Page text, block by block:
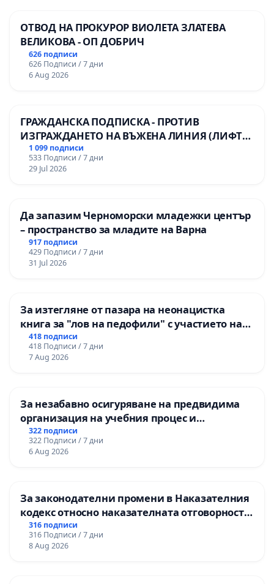
ОТВОД НА ПРОКУРОР ВИОЛЕТА ЗЛАТЕВА
ВЕЛИКОВА - ОП ДОБРИЧ
626 подписи
626 Подписи / 7 дни
6 Aug 2026
ГРАЖДАНСКА ПОДПИСКА - ПРОТИВ
ИЗГРАЖДАНЕТО НА ВЪЖЕНА ЛИНИЯ (ЛИФТ)
НА ТЕРИТОРИЯТА НА ПРИРОДНА
ЗАБЕЛЕЖИТЕЛНОСТ „ХЪЛМ НА
ОСВОБОДИТЕЛИТЕ“ (БУНАРДЖИК)
1 099 подписи
533 Подписи / 7 дни
29 Jul 2026
Да запазим Черноморски младежки център
– пространство за младите на Варна
917 подписи
429 Подписи / 7 дни
31 Jul 2026
За изтегляне от пазара на неонацистка
книга за "лов на педофили" с участието на
деца
418 подписи
418 Подписи / 7 дни
7 Aug 2026
За незабавно осигуряване на предвидима
организация на учебния процес и
гарантиране на правото на равнопоставено
и качествено образование на учениците от
ОУ „Княз Александър I“ и Хуманитарна
322 подписи
322 Подписи / 7 дни
6 Aug 2026
За законодателни промени в Наказателния
кодекс относно наказателната отговорност
на непълнолетните при особено тежки
умишлени престъпления
316 подписи
316 Подписи / 7 дни
8 Aug 2026